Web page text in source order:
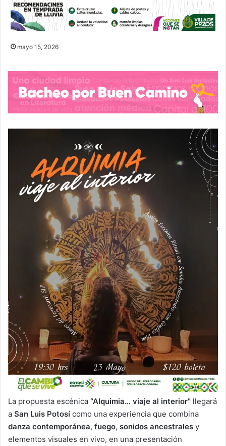
mayo 15, 2026
La propuesta escénica “Alquimia… viaje al interior” llegará
a San Luis Potosí como una experiencia que combina
danza contemporánea, fuego, sonidos ancestrales y
elementos visuales en vivo, en una presentación